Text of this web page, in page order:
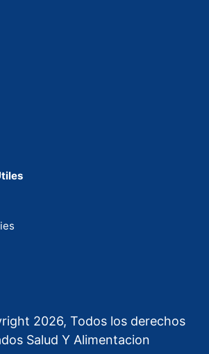
2026, Todos los derechos
Salud Y Alimentacion